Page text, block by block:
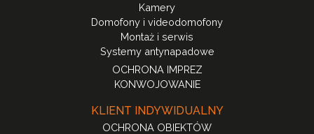
Kamery
Domofony i videodomofony
Montaż i serwis
Systemy antynapadowe
OCHRONA IMPREZ
KONWOJOWANIE
KLIENT INDYWIDUALNY
OCHRONA OBIEKTÓW